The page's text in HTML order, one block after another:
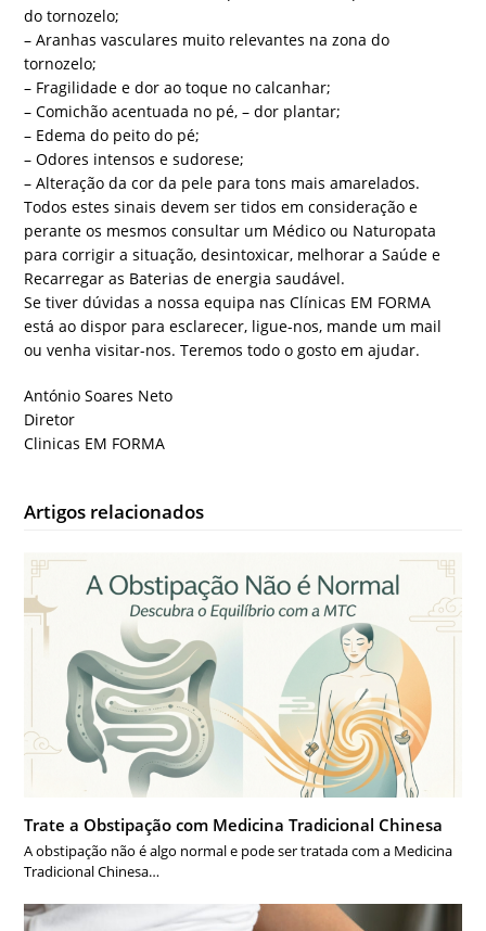
do tornozelo;
– Aranhas vasculares muito relevantes na zona do
tornozelo;
– Fragilidade e dor ao toque no calcanhar;
– Comichão acentuada no pé, – dor plantar;
– Edema do peito do pé;
– Odores intensos e sudorese;
– Alteração da cor da pele para tons mais amarelados.
Todos estes sinais devem ser tidos em consideração e
perante os mesmos consultar um Médico ou Naturopata
para corrigir a situação, desintoxicar, melhorar a Saúde e
Recarregar as Baterias de energia saudável.
Se tiver dúvidas a nossa equipa nas Clínicas EM FORMA
está ao dispor para esclarecer, ligue-nos, mande um mail
ou venha visitar-nos. Teremos todo o gosto em ajudar.
António Soares Neto
Diretor
Clinicas EM FORMA
Artigos relacionados
Trate a Obstipação com Medicina Tradicional Chinesa
A obstipação não é algo normal e pode ser tratada com a Medicina
Tradicional Chinesa…